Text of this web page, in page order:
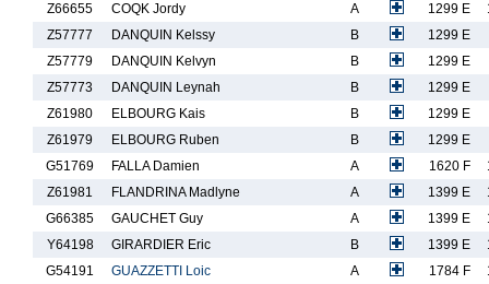
Z66655
COQK Jordy A 1299 E
Z57777
DANQUIN Kelssy B
1299 E
Z57779
DANQUIN Kelvyn B
1299 E
Z57773
DANQUIN Leynah B
1299 E
Z61980
ELBOURG Kais B
1299 E
Z61979
ELBOURG Ruben B
1299 E
G51769
FALLA Damien A 1620 F
Z61981
FLANDRINA Madlyne A 1399 E
G66385
GAUCHET Guy A 1399 E
Y64198
GIRARDIER Eric B 1399 E
G54191
GUAZZETTI Loic A 1784 F